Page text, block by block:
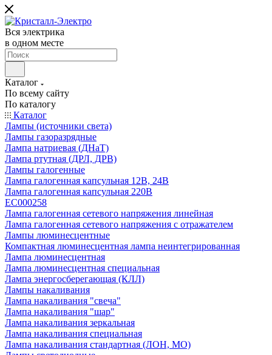
Вся электрика
в одном месте
Каталог
По всему сайту
По каталогу
Каталог
Лампы (источники света)
Лампы газоразрядные
Лампа натриевая (ДНаТ)
Лампа ртутная (ДРЛ, ДРВ)
Лампы галогенные
Лампа галогенная капсульная 12В, 24В
Лампа галогенная капсульная 220В
EC000258
Лампа галогенная сетевого напряжения линейная
Лампа галогенная сетевого напряжения с отражателем
Лампы люминесцентные
Компактная люминесцентная лампа неинтегрированная
Лампа люминесцентная
Лампа люминесцентная специальная
Лампа энергосберегающая (КЛЛ)
Лампы накаливания
Лампа накаливания "свеча"
Лампа накаливания "шар"
Лампа накаливания зеркальная
Лампа накаливания специальная
Лампа накаливания стандартная (ЛОН, МО)